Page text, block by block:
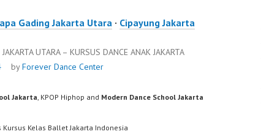
Gading Jakarta Utara · Cipayung Jakarta
UTARA – KURSUS DANCE ANAK JAKARTA
byForever Dance Center
Jakarta , KPOP Hiphop and Modern Dance School Jakarta
Kursus Kelas Ballet Jakarta Indonesia